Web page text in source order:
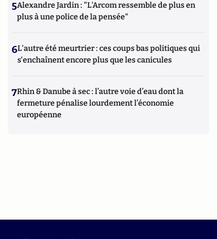
5Alexandre Jardin : "L'Arcom ressemble de plus en
plus à une police de la pensée"
6L'autre été meurtrier : ces coups bas politiques qui
s'enchaînent encore plus que les canicules
7Rhin & Danube à sec : l’autre voie d’eau dont la
fermeture pénalise lourdement l’économie
européenne